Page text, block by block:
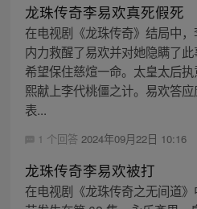
龙珠传奇李易欢真死假死
在电视剧《龙珠传奇》结局中
内力救醒了易欢并对她隐瞒了
希望保住慈煊一命。太皇太后
熙献上李代桃僵之计。易欢答
表...
1 个回答 2024年09月22日 10:16
龙珠传奇李易欢被打
在电视剧《龙珠传奇之无间道